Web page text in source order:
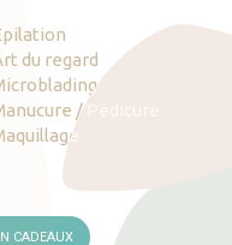
du regard
/ Pédicure
CADEAUX